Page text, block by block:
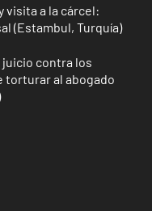
visita a la cárcel:
(Estambul, Turquía)
contra los
torturar al abogado